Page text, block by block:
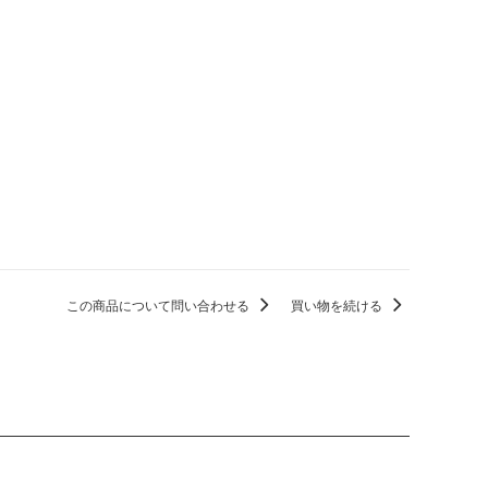
この商品について問い合わせる 買い物を続ける